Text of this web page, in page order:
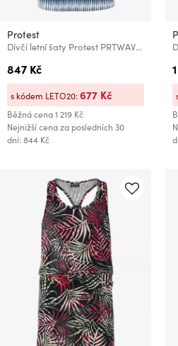
Protest
Dívčí letní šaty Protest PRTWAVY JR
847 Kč
Běžná cena1 219 Kč
Nejnižší cena za posledních 30
dní: 844 Kč
s kódem LETO20:677 Kč